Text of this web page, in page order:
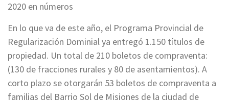
2020 en números
En lo que va de este año, el Programa Provincial de
Regularización Dominial ya entregó 1.150 títulos de
propiedad. Un total de 210 boletos de compraventa:
(130 de fracciones rurales y 80 de asentamientos). A
corto plazo se otorgarán 53 boletos de compraventa a
familias del Barrio Sol de Misiones de la ciudad de